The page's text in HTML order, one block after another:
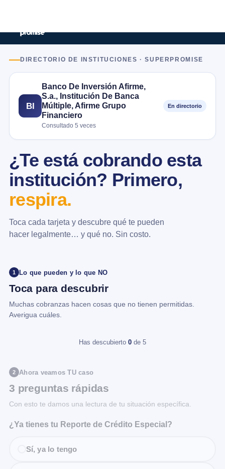
DIRECTORIO DE INSTITUCIONES · SUPERPROMISE
BI
Banco De Inversión Afirme,
S.a., Institución De Banca
Múltiple, Afirme Grupo
Financiero
Consultado 5 veces
En directorio
¿Te está cobrando esta
institución? Primero,
respira.
Toca cada tarjeta y descubre qué te pueden
hacer legalmente… y qué no. Sin costo.
1 Lo que pueden y lo que NO
Toca para descubrir
Muchas cobranzas hacen cosas que no tienen permitidas.
Averigua cuáles.
Has descubierto 0 de 5
2 Ahora veamos TU caso
3 preguntas rápidas
Con esto te damos una lectura de tu situación específica.
¿Ya tienes tu Reporte de Crédito Especial?
Sí, ya lo tengo